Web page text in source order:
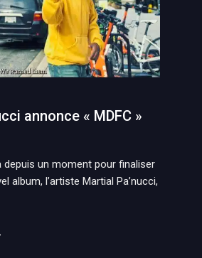
annonce « MDFC »
depuis un moment pour finaliser
album, l’artiste Martial Pa’nucci,